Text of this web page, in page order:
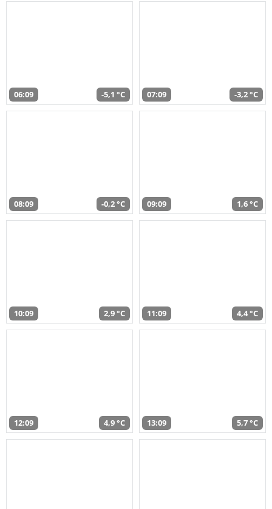
06:09 -5,1 °C 07:09 -3,2 °C
08:09 -0,2 °C 09:09 1,6 °C
10:09 2,9 °C 11:09 4,4 °C
12:09 4,9 °C 13:09 5,7 °C